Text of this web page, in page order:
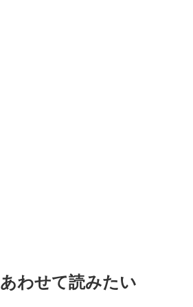
あわせて読みたい